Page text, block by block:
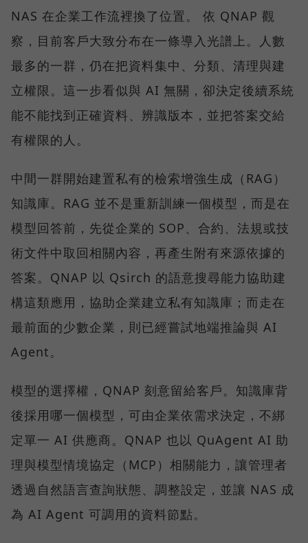
NAS 在企業工作流裡換了位置。 依 QNAP 觀
察，目前客戶大致分布在一條導入光譜上。人數
最多的一群，仍在把資料集中、分類、清理與建
立權限。這一步看似與 AI 無關，卻決定後續系統
能不能找到正確資料、辨識版本，並把答案交給
有權限的人。
中間一群開始建置私有的檢索增強生成（RAG）
知識庫。RAG 並不是重新訓練一個模型，而是在
模型回答前，先從企業的 SOP、合約、法規或技
術文件中取回相關內容，再產生附有來源依據的
答案。QNAP 以 Qsirch 的語意搜尋能力協助建
構這類應用，協助企業建立私有知識庫；而走在
最前面的少數企業，則已經嘗試地端推論與 AI
Agent。
模型的選擇權，QNAP 刻意留給客戶。知識庫背
後採用哪一個模型，可由企業依需求決定，不綁
定單一 AI 供應商。QNAP 也以 QuAgent AI 助
理與模型情境協定（MCP）相關能力，讓管理者
透過自然語言查詢狀態、調整設定，並讓 NAS 成
為 AI Agent 可調用的資料節點。